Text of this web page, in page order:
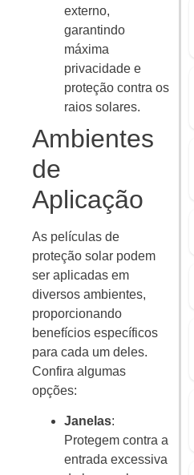
externo,
garantindo
máxima
privacidade e
proteção contra os
raios solares.
Ambientes
de
Aplicação
As películas de
proteção solar podem
ser aplicadas em
diversos ambientes,
proporcionando
benefícios específicos
para cada um deles.
Confira algumas
opções:
Janelas:
Protegem contra a
entrada excessiva